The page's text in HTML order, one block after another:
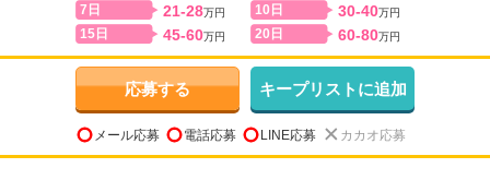
7日 21-28万円 10日 30-40万円
15日 45-60万円 20日 60-80万円
応募する キープリストに追加
メール応募 電話応募 LINE応募 カカオ応募